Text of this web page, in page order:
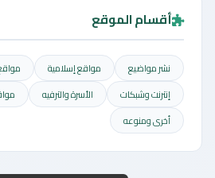
أقسام الموقع
نشر مواضيع مواقع إسلامية
إنترنت وشبكات
الأسرة والترفيه
أخرى ومنوعه